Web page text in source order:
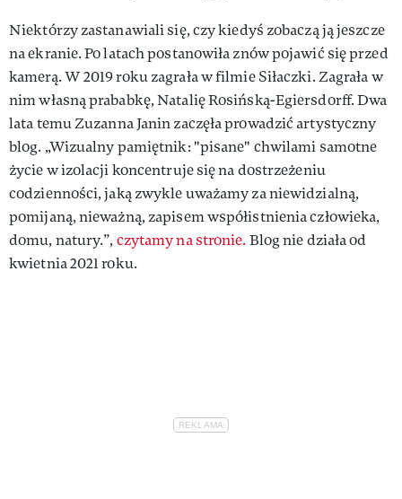
Niektórzy zastanawiali się, czy kiedyś zobaczą ją jeszcze
na ekranie. Po latach postanowiła znów pojawić się przed
kamerą. W 2019 roku zagrała w filmie Siłaczki. Zagrała w
nim własną prababkę, Natalię Rosińską-Egiersdorff. Dwa
lata temu Zuzanna Janin zaczęła prowadzić artystyczny
blog. „Wizualny pamiętnik: "pisane" chwilami samotne
życie w izolacji koncentruje się na dostrzeżeniu
codzienności, jaką zwykle uważamy za niewidzialną,
pomijaną, nieważną, zapisem współistnienia człowieka,
domu, natury.”, czytamy na stronie. Blog nie działa od
kwietnia 2021 roku.